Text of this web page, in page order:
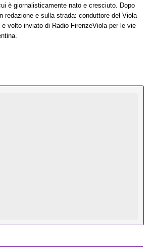
è giornalisticamente nato e cresciuto. Dopo
e sulla strada: conduttore del Viola
volto inviato di Radio FirenzeViola per le vie